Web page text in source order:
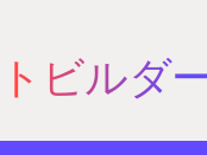
ビルダ